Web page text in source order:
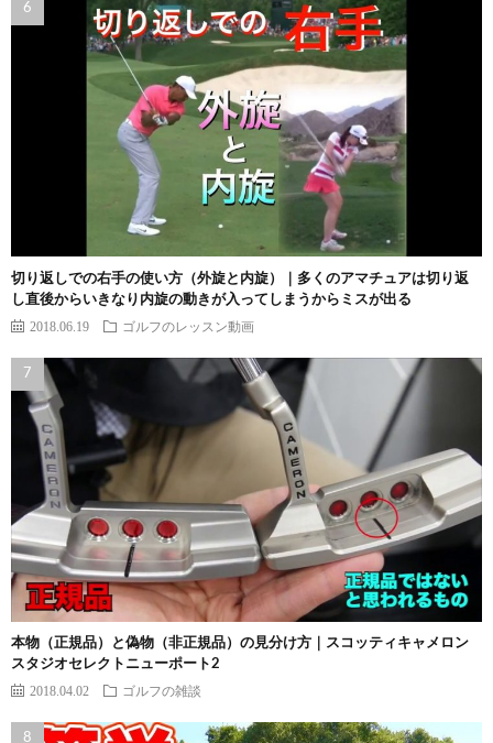
切り返しでの右手の使い方（外旋と内旋）｜多くのアマチュアは切り返
し直後からいきなり内旋の動きが入ってしまうからミスが出る
2018.06.19 ゴルフのレッスン動画
本物（正規品）と偽物（非正規品）の見分け方｜スコッティキャメロン
スタジオセレクトニューポート2
2018.04.02 ゴルフの雑談